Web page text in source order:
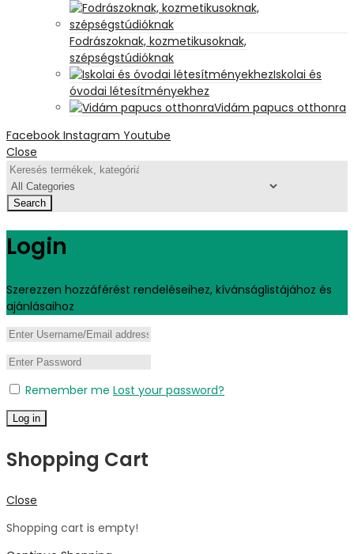
Fodrászoknak, kozmetikusoknak,
szépségstúdióknak
Iskolai és
óvodai létesítményekhez
Vidám papucs otthonra
Facebook Instagram Youtube
Close
Search
Login
Szerezzen hozzáférést rendeléseihez, kívánságlistájához és
ajánlásaihoz
Remember me Lost your password?
Log in
Shopping Cart
Close
Shopping cart is empty!